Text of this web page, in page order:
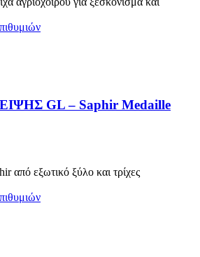
GL – Saphir Medaille
από εξωτικό ξύλο και τρίχες